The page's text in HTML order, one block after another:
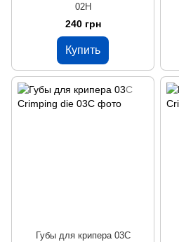
02H
240 грн
Купить
Губы для крипера 03C